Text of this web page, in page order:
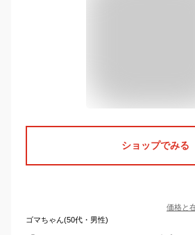
ショップでみる
価格と
ゴマちゃん(50代・男性)